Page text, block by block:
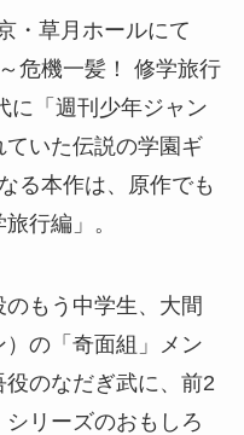
・草月ホールにて
危機一髪！ 修学旅行
に「週刊少年ジャン
いた伝説の学園ギ
る本作は、原作でも
行編」。
もう中学生、大間
の「奇面組」メン
のなだぎ武に、前2
リーズのおもしろ